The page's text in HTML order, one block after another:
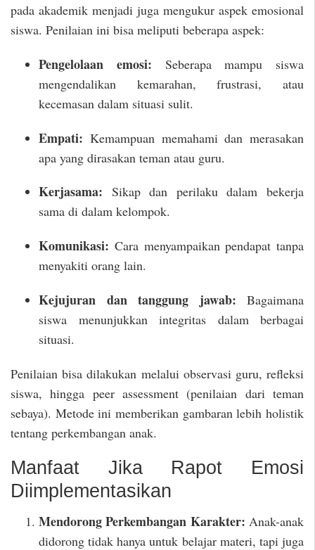
pada akademik menjadi juga mengukur aspek emosional
siswa. Penilaian ini bisa meliputi beberapa aspek:
Pengelolaan emosi: Seberapa mampu siswa
mengendalikan kemarahan, frustrasi, atau
kecemasan dalam situasi sulit.
Empati: Kemampuan memahami dan merasakan
apa yang dirasakan teman atau guru.
Kerjasama: Sikap dan perilaku dalam bekerja
sama di dalam kelompok.
Komunikasi: Cara menyampaikan pendapat tanpa
menyakiti orang lain.
Kejujuran dan tanggung jawab: Bagaimana
siswa menunjukkan integritas dalam berbagai
situasi.
Penilaian bisa dilakukan melalui observasi guru, refleksi
siswa, hingga peer assessment (penilaian dari teman
sebaya). Metode ini memberikan gambaran lebih holistik
tentang perkembangan anak.
Manfaat Jika Rapot Emosi
Diimplementasikan
Mendorong Perkembangan Karakter: Anak-anak
didorong tidak hanya untuk belajar materi, tapi juga